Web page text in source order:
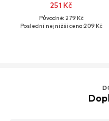
251 Kč
Původně: 279 Kč
Poslední nejnižší cena:209 Kč